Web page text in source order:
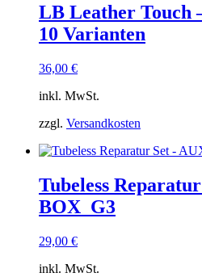
LB Leather
10 Varianten
36,00 €
inkl. MwSt.
zzgl. Versandkosten
Tubeless
BOX_G3
29,00 €
inkl. MwSt.